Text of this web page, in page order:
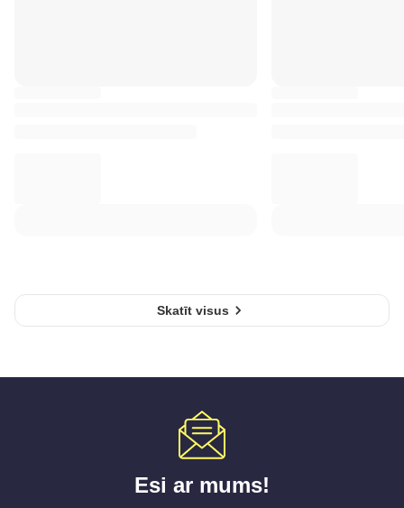
Skatīt visus
Esi ar mums!